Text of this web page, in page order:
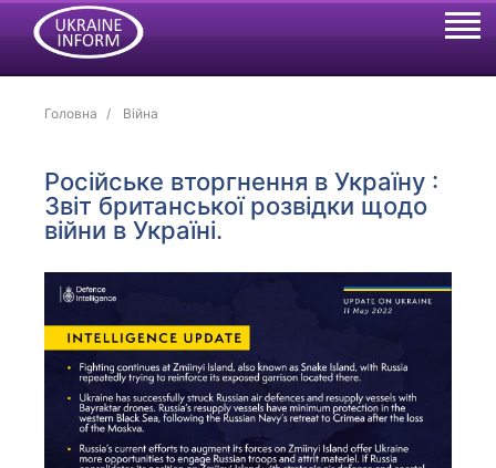
Головна Війна
Російське вторгнення в Україну :
Звіт британської розвідки щодо
війни в Україні.